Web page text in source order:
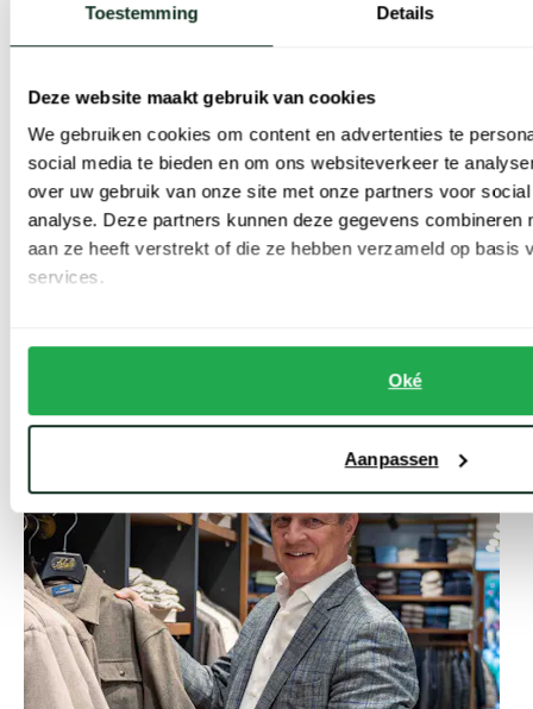
Toestemming Details
Deze website maakt gebruik van cookies
We gebruiken cookies om content en advertenties te
social media te bieden en om ons websiteverkeer te
over uw gebruik van onze site met onze partners voor
analyse. Deze partners kunnen deze gegevens combineren
aan ze heeft verstrekt of die ze hebben verzameld op basis
services.
Oké
Aanpassen
Zoek je persoonlijk advies over de juiste stropdas, knoop en
pasvorm voor jouw trouwdag? In onze winkels helpen we je graag
met een complete outfit die past bij je postuur, trouwstijl en